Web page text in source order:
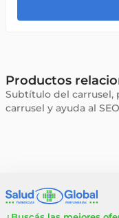
Productos
Subtítulo del carrusel,
carrusel y ayuda al SEO
Sin stock